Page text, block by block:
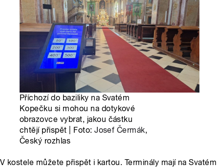
Příchozí do baziliky na Svatém
Kopečku si mohou na dotykové
obrazovce vybrat, jakou částku
chtějí přispět | Foto:Josef Čermák,
Český rozhlas
V kostele můžete přispět i kartou. Terminály mají na Svatém